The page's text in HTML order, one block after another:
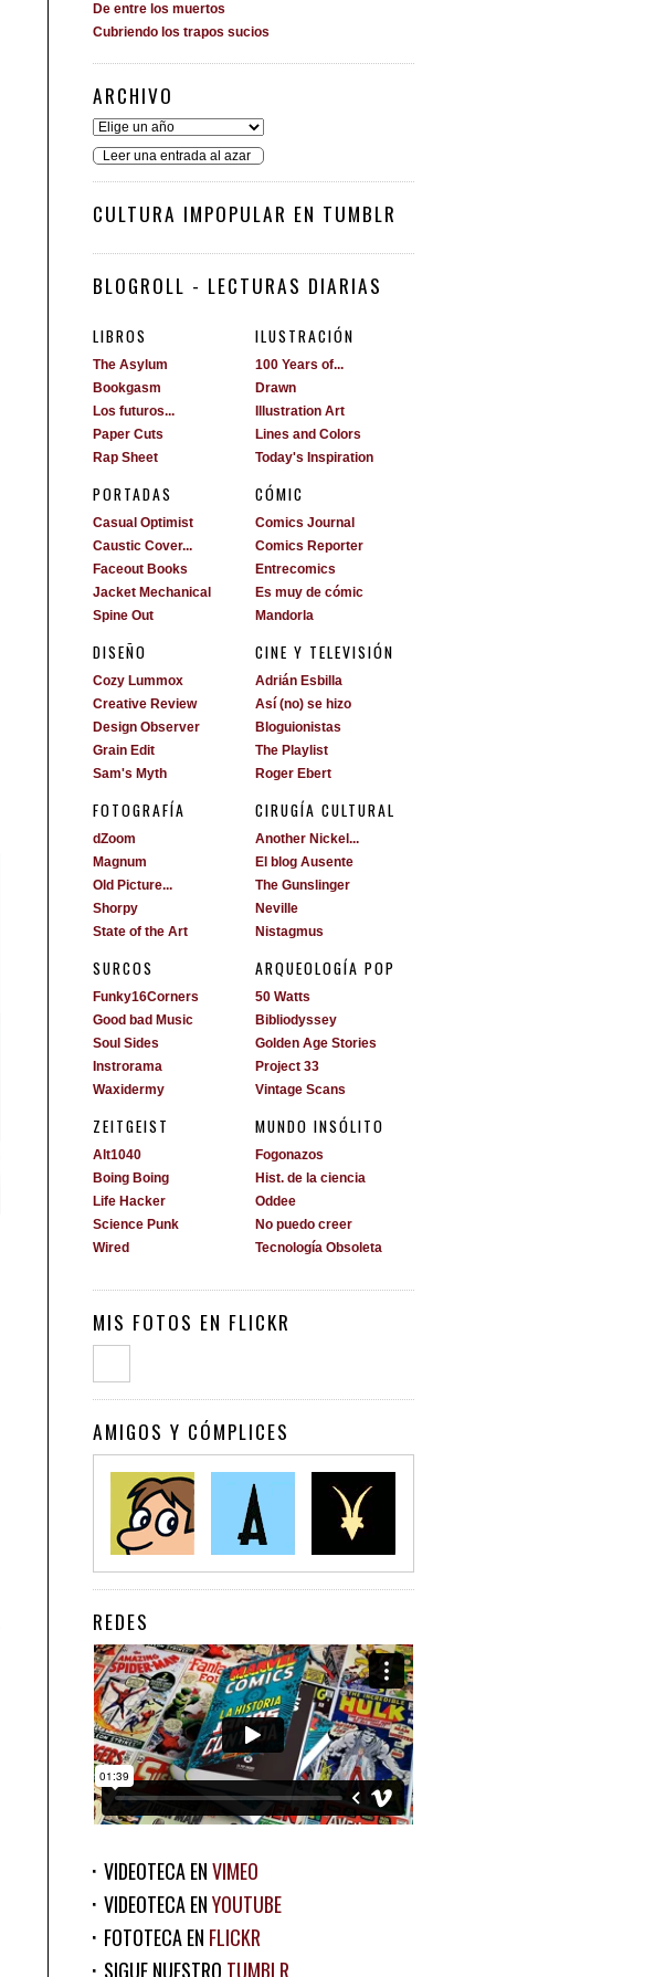
De entre los muertos
Cubriendo los trapos sucios
ARCHIVO
Leer una entrada al azar
CULTURA IMPOPULAR EN TUMBLR
BLOGROLL - LECTURAS DIARIAS
LIBROS
The Asylum
Bookgasm
Los futuros...
Paper Cuts
Rap Sheet
PORTADAS
Casual Optimist
Caustic Cover...
Faceout Books
Jacket Mechanical
Spine Out
DISEÑO
Cozy Lummox
Creative Review
Design Observer
Grain Edit
Sam's Myth
FOTOGRAFÍA
dZoom
Magnum
Old Picture...
Shorpy
State of the Art
SURCOS
Funky16Corners
Good bad Music
Soul Sides
Instrorama
Waxidermy
ZEITGEIST
Alt1040
Boing Boing
Life Hacker
Science Punk
Wired
ILUSTRACIÓN
100 Years of...
Drawn
Illustration Art
Lines and Colors
Today's Inspiration
CÓMIC
Comics Journal
Comics Reporter
Entrecomics
Es muy de cómic
Mandorla
CINE Y TELEVISIÓN
Adrián Esbilla
Así (no) se hizo
Bloguionistas
The Playlist
Roger Ebert
CIRUGÍA CULTURAL
Another Nickel...
El blog Ausente
The Gunslinger
Neville
Nistagmus
ARQUEOLOGÍA POP
50 Watts
Bibliodyssey
Golden Age Stories
Project 33
Vintage Scans
MUNDO INSÓLITO
Fogonazos
Hist. de la ciencia
Oddee
No puedo creer
Tecnología Obsoleta
MIS FOTOS EN FLICKR
AMIGOS Y CÓMPLICES
REDES
VIDEOTECA ENVIMEO
VIDEOTECA ENYOUTUBE
FOTOTECA EN FLICKR
SIGUE NUESTRO TUMBLR